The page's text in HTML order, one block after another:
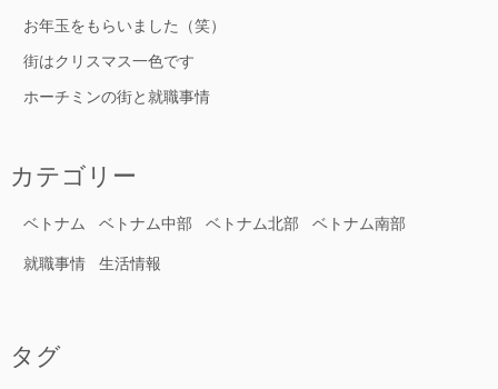
お年玉をもらいました（笑）
街はクリスマス一色です
ホーチミンの街と就職事情
カテゴリー
ベトナム ベトナム中部 ベトナム北部 ベトナム南部
就職事情 生活情報
タグ